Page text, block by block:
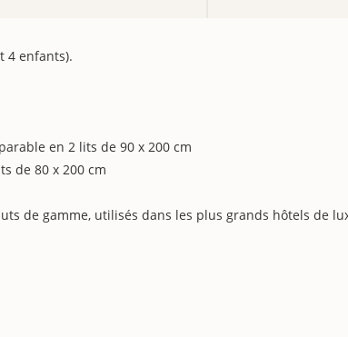
4 enfants).
en 2 lits de 90 x 200 cm
de 80 x 200 cm
de gamme, utilisés dans les plus grands hôtels de